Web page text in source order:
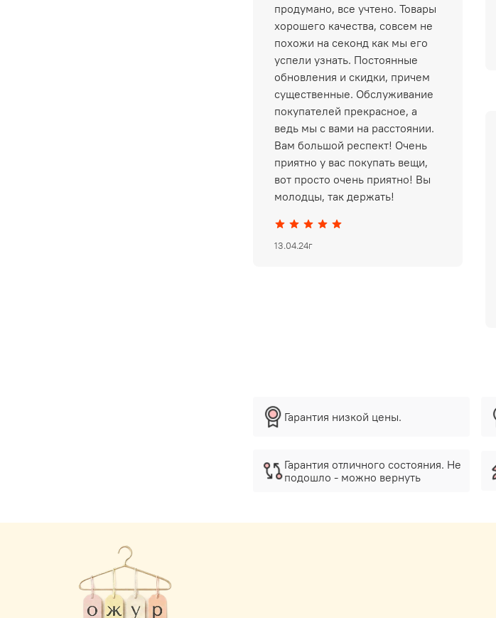
продумано, все учтено. Товары
хорошего качества, совсем не
похожи на секонд как мы его
успели узнать. Постоянные
обновления и скидки, причем
существенные. Обслуживание
покупателей прекрасное, а
ведь мы с вами на расстоянии.
Вам большой респект! Очень
приятно у вас покупать вещи,
вот просто очень приятно! Вы
молодцы, так держать!
13.04.24г
Гарантия низкой цены.
Гарантия отличного состояния. Не
подошло - можно вернуть